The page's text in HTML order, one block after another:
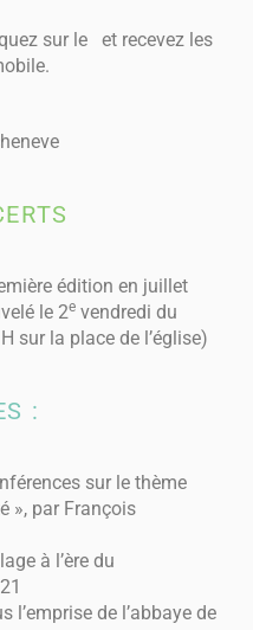
sur le
et recevez les
édition en juillet
le 2e vendredi du
sur la place de l’église)
:
sur le thème
», par François
à l’ère du
l’emprise de l’abbaye de